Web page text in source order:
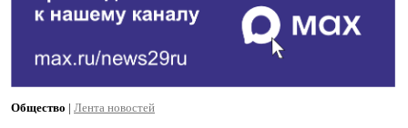
Общество | Лента новостей